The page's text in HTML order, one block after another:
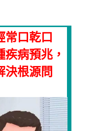
常口乾口
疾病預兆，
決根源問